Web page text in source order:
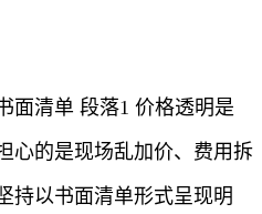
面清单 段落1 价格透明是
心的是现场乱加价、费用拆
持以书面清单形式呈现明